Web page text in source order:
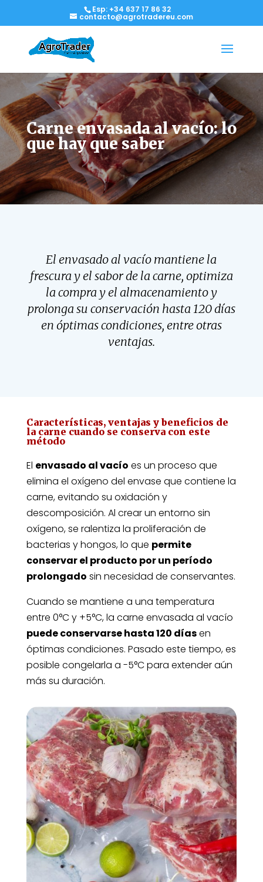
Esp: +34 637 17 86 32
contacto@agrotradereu.com
Carne envasada al vacío: lo
que hay que saber
El envasado al vacío mantiene la
frescura y el sabor de la carne, optimiza
la compra y el almacenamiento y
prolonga su conservación hasta 120 días
en óptimas condiciones, entre otras
ventajas.
Características, ventajas y beneficios de
la carne cuando se conserva con este
método
El envasado al vacío es un proceso que
elimina el oxígeno del envase que contiene la
carne, evitando su oxidación y
descomposición. Al crear un entorno sin
oxígeno, se ralentiza la proliferación de
bacterias y hongos, lo que permite
conservar el producto por un período
prolongado sin necesidad de conservantes.
Cuando se mantiene a una temperatura
entre 0°C y +5°C, la carne envasada al vacío
puede conservarse hasta 120 díasen
óptimas condiciones. Pasado este tiempo, es
posible congelarla a -5°C para extender aún
más su duración.